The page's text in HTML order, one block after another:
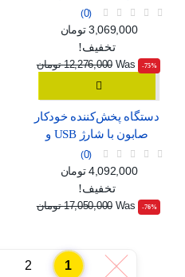
بدون نیاز به لمس
0
قیمت عادی
قیمت
3,069,000 تومان
تخفیف!
‎-75%
Was 12,276,000 تومان
دستگاه پخش‌کننده خودکار
صابون با شارژ USB و
صفحه نمایش دیجیتال
0
قیمت عادی
قیمت
4,092,000 تومان
تخفیف!
‎-76%
Was 17,050,000 تومان
‹
1
2